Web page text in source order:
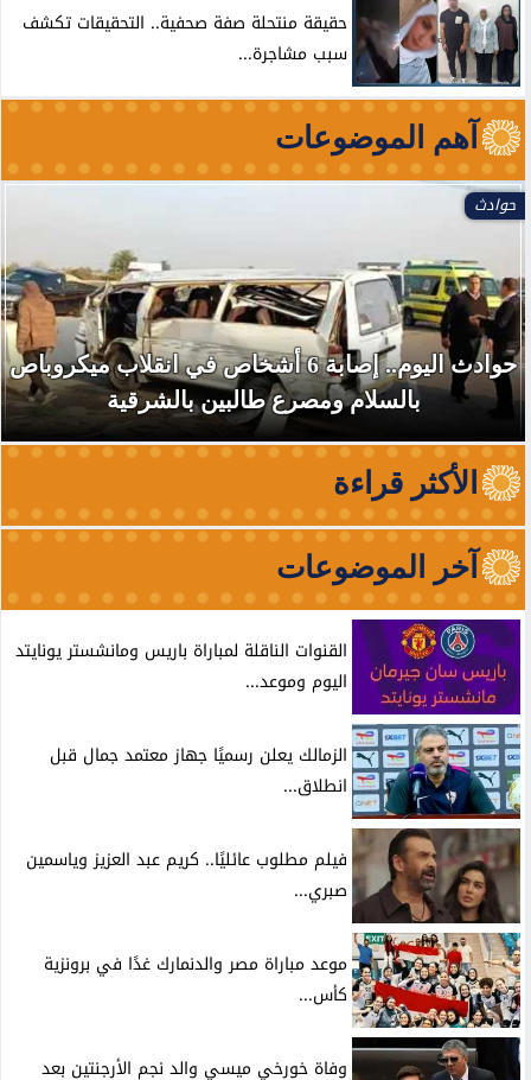
حقيقة منتحلة صفة صحفية.. التحقيقات تكشف
سبب مشاجرة...
آهم الموضوعات
حوادث
حوادث اليوم.. إصابة 6 أشخاص في انقلاب ميكروباص
بالسلام ومصرع طالبين بالشرقية
الأكثر قراءة
آخر الموضوعات
القنوات الناقلة لمباراة باريس ومانشستر يونايتد
اليوم وموعد...
الزمالك يعلن رسميًا جهاز معتمد جمال قبل
انطلاق...
فيلم مطلوب عائليًا.. كريم عبد العزيز وياسمين
صبري...
موعد مباراة مصر والدنمارك غدًا في برونزية
كأس...
وفاة خورخي ميسي والد نجم الأرجنتين بعد